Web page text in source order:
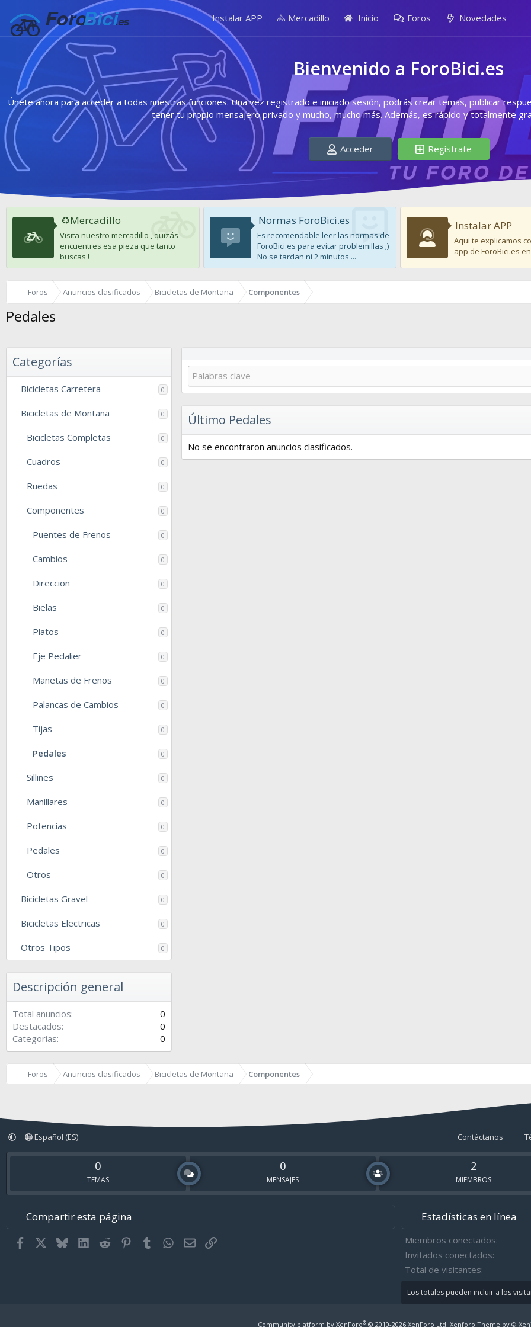
Instalar APP 🚴 Mercadillo Inicio Foros Novedades
Bienvenido a ForoBici.es
Únete ahora para acceder a todas nuestras funciones. Una vez registrado e iniciado sesión, podrás crear temas, publicar
tener tu propio mensajero privado y mucho, mucho más. Además, es rápido y totalmente
Acceder Regístrate
♻️Mercadillo
Visita nuestro mercadillo , quizás
encuentres esa pieza que tanto
buscas !
Normas ForoBici.es
Es recomendable leer las normas de
ForoBici.es para evitar problemillas ;)
No se tardan ni 2 minutos ...
Instalar APP
Aqui te explicamos
app de ForoBici.es
Foros Anuncios clasificados Bicicletas de Montaña Componentes
Pedales
Categorías
Bicicletas Carretera 0
Bicicletas de Montaña 0
Bicicletas Completas 0
Cuadros 0
Ruedas 0
Componentes 0
Puentes de Frenos 0
Cambios 0
Direccion 0
Bielas 0
Platos 0
Eje Pedalier 0
Manetas de Frenos 0
Palancas de Cambios 0
Tijas 0
Pedales 0
Sillines 0
Manillares 0
Potencias 0
Pedales 0
Otros 0
Bicicletas Gravel 0
Bicicletas Electricas 0
Otros Tipos 0
Descripción general
Total anuncios
0
Destacados
0
Categorías
0
Último Pedales
No se encontraron anuncios clasificados.
Foros Anuncios clasificados Bicicletas de Montaña Componentes
Español (ES) Contáctanos
0
TEMAS
0
MENSAJES
2
MIEMBROS
Compartir esta página
Facebook BlueskyLinkedIn
Reddit Pinterest
Tumblr WhatsApp
EmailEnlace
Estadísticas en línea
Miembros conectados
Invitados conectados
Total de visitantes
Los totales pueden incluir a los
Community platform by XenForo® © 2010-2026 XenForo Ltd. Xenforo Theme by ©